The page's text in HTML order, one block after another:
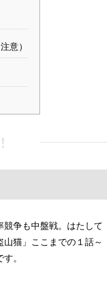
意）
争も中盤戦。はたして
猫」ここまでの１話～
。